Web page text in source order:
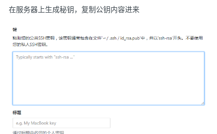
在服务器上生成秘钥，复制公钥内容进来